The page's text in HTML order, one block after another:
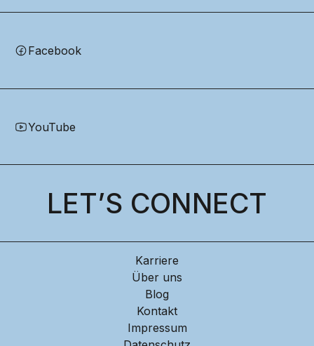
Facebook
YouTube
LET’S CONNECT
Karriere
Über uns
Blog
Kontakt
Impressum